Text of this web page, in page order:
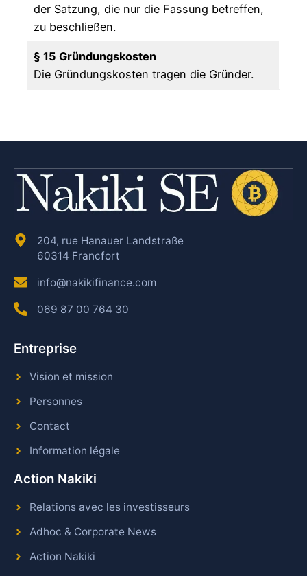
der Satzung, die nur die Fassung betreffen,
zu beschließen.
§ 15 Gründungskosten
Die Gründungskosten tragen die Gründer.
204, rue Hanauer Landstraße
60314 Francfort
info@nakikifinance.com
069 87 00 764 30
Entreprise
Vision et mission
Personnes
Contact
Information légale
Action Nakiki
Relations avec les investisseurs
Adhoc & Corporate News
Action Nakiki